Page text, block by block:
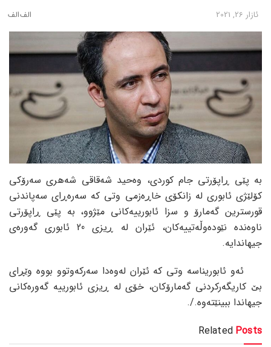
ئازار 26, 2021
بە پێی ڕاپۆرتی جام کوردی، وەحید شەقاقی شەهری سەرۆکی
کۆلێژی ئابوری لە زانکۆی خاڕەزمی وتی کە سەرەڕای سەپاندنی
قورسترین گەمارۆ و سزا ئابورییەکانی مێژوو، بە پێی ڕاپۆرتی
ناوەندە نێودەوڵەتییەکان، ئێران لە ڕیزی 20 ئابوری گەورەی
جیهاندایە.
ئەو ئابوریناسە وتی کە ئێران لەوەدا سەرکەوتوو بووە وێڕای
بێ کاریگەرکردنی گەمارۆکان، خۆی لە ڕیزی ئابورییە گەورەکانی
جیهاندا ببینێتەوە./.
Related Posts